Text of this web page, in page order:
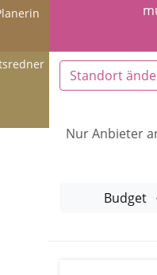
Standort
Nur Anbieter
Budget